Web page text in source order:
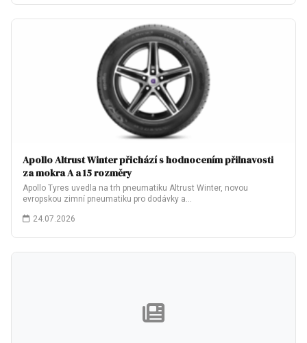
Apollo Altrust Winter přichází s hodnocením přilnavosti
za mokra A a 15 rozměry
Apollo Tyres uvedla na trh pneumatiku Altrust Winter, novou
evropskou zimní pneumatiku pro dodávky a…
24.07.2026